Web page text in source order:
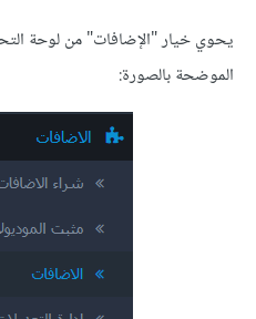
يحوي خيار "الإضافات" من لوحة
الموضحة بالصورة: